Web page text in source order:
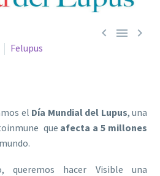
  
Felupus
el Día Mundial del Lupus, una
que afecta a 5 millones
queremos hacer Visible una